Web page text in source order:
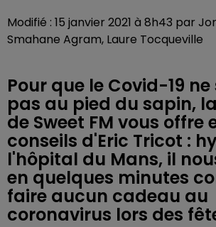
Modifié : 15 janvier 2021 à 8h43 par
Smahane Agram, Laure Tocqueville
Pour que le Covid-19
pas au pied du sapin,
de Sweet FM vous offre
conseils d'Eric Tricot :
l'hôpital du Mans, il
en quelques minutes
faire aucun cadeau au
coronavirus lors des